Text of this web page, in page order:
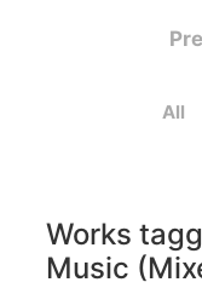
All
Works
Music